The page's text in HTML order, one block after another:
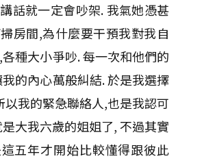
話就一定會吵架. 我氣她憑甚
房間,為什麼要干預我對我自
種大小爭吵. 每一次和他們的
的內心萬般糾結. 於是我選擇
以我的緊急聯絡人,也是我認可
大我六歲的姐姐了, 不過其實
五年才開始比較懂得跟彼此